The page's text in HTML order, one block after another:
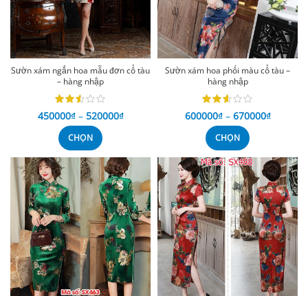
Sườn xám ngắn hoa mẫu đơn cổ tàu
– hàng nhập
450000₫ – 520000₫
CHỌN
Sườn xám hoa phối màu cổ tàu –
hàng nhập
600000₫ – 670000₫
CHỌN